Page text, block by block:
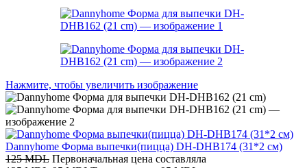
Нажмите, чтобы увеличить изображение
Dannyhome Форма выпечки(пицца) DH-DHB174 (31*2 см)
125MDL Первоначальная цена составляла